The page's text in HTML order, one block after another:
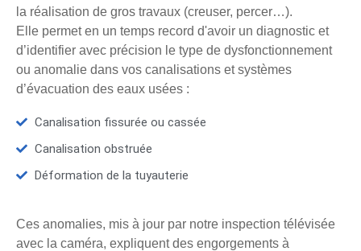
la réalisation de gros travaux (creuser, percer…).
Elle permet en un temps record d'avoir un diagnostic et
d’identifier avec précision le type de dysfonctionnement
ou anomalie dans vos canalisations et systèmes
d’évacuation des eaux usées :
Canalisation fissurée ou cassée
Canalisation obstruée
Déformation de la tuyauterie
Ces anomalies, mis à jour par notre inspection télévisée
avec la caméra, expliquent des engorgements à